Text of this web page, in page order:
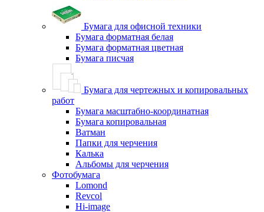
Бумага для офисной техники
Бумага форматная белая
Бумага форматная цветная
Бумага писчая
Бумага для чертежных и копировальных
работ
Бумага масштабно-координатная
Бумага копировальная
Ватман
Папки для черчения
Калька
Альбомы для черчения
Фотобумага
Lomond
Revcol
Hi-image